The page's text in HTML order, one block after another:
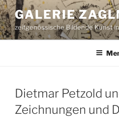
Zum
Inhalt
springen
GALERIE
zeitgenössische Bildende Kunst
Dietmar Petzold
Zeichnungen und